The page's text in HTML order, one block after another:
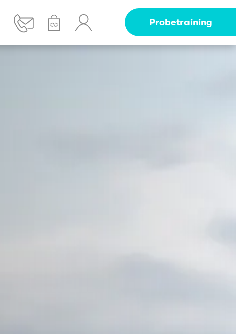
Probetraining